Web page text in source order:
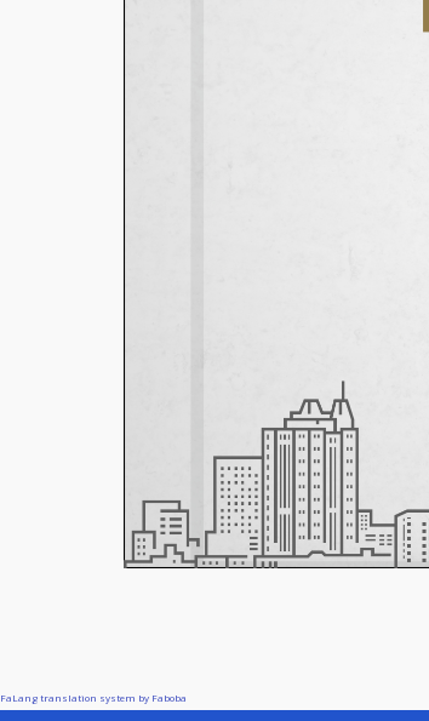
FaLang translation system by Faboba